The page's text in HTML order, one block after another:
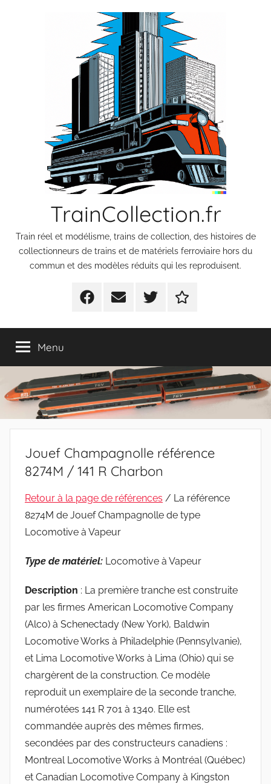
TrainCollection.fr
Train réel et modélisme, trains de collection, des histoires de
collectionneurs de trains et de matériels ferroviaire hors du
commun et des modèles réduits qui les reproduisent.
Facebook
E-
Twitter
Politique
cookies
Menu
Jouef Champagnolle référence
8274M / 141 R Charbon
Retour à la page de références / La référence
8274M de Jouef Champagnolle de type
Locomotive à Vapeur
Type de matériel: Locomotive à Vapeur
Description : La première tranche est construite
par les firmes American Locomotive Company
(Alco) à Schenectady (New York), Baldwin
Locomotive Works à Philadelphie (Pennsylvanie),
et Lima Locomotive Works à Lima (Ohio) qui se
chargèrent de la construction. Ce modèle
reproduit un exemplaire de la seconde tranche,
numérotées 141 R 701 à 1340. Elle est
commandée auprès des mêmes firmes,
secondées par des constructeurs canadiens :
Montreal Locomotive Works à Montréal (Québec)
et Canadian Locomotive Company à Kingston